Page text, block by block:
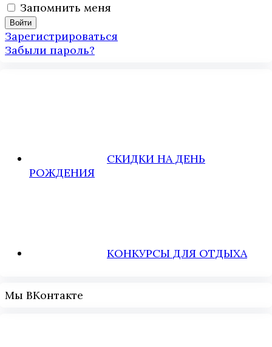
Запомнить меня
Зарегистрироваться
Забыли пароль?
СКИДКИ НА ДЕНЬ
РОЖДЕНИЯ
КОНКУРСЫ ДЛЯ ОТДЫХА
Мы ВКонтакте